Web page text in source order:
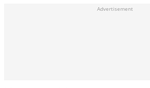
Advertisement